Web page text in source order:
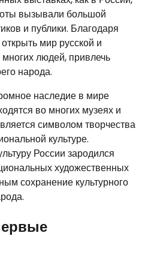
вызывали большой
и публики. Благодаря
мир русской и
людей, привлечь
народа.
наследие в мире
во многих музеях и
символом творчества
культуре.
России зародился
художественных
сохранение культурного